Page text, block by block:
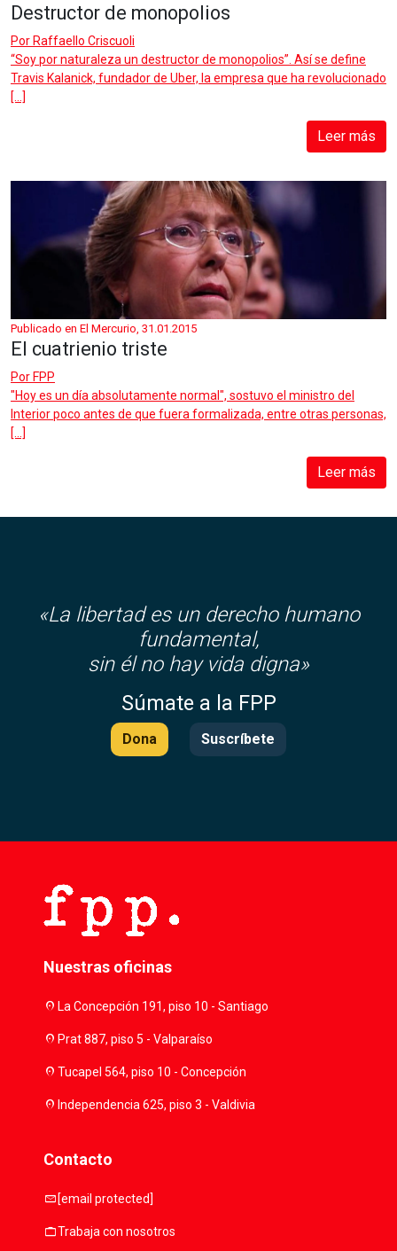
Destructor de monopolios
Por Raffaello Criscuoli
“Soy por naturaleza un destructor de monopolios”. Así se define
Travis Kalanick, fundador de Uber, la empresa que ha revolucionado
[…]
Leer más
Publicado en El Mercurio, 31.01.2015
El cuatrienio triste
Por FPP
"Hoy es un día absolutamente normal", sostuvo el ministro del
Interior poco antes de que fuera formalizada, entre otras personas,
[…]
Leer más
«La libertad es un derecho humano
fundamental,
sin él no hay vida digna»
Súmate a la FPP
Dona Suscríbete
Nuestras oficinas
location_onLa Concepción 191, piso 10 - Santiago
location_onPrat 887, piso 5 - Valparaíso
location_onTucapel 564, piso 10 - Concepción
location_onIndependencia 625, piso 3 - Valdivia
Contacto
mail [email protected]
workTrabaja con nosotros